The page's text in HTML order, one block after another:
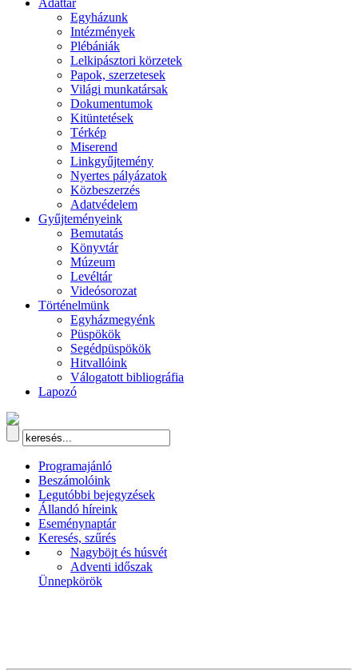
Adattár
Egyházunk
Intézmények
Plébániák
Lelkipásztori körzetek
Papok, szerzetesek
Világi munkatársak
Dokumentumok
Kitüntetések
Térkép
Miserend
Linkgyűjtemény
Nyertes pályázatok
Közbeszerzés
Adatvédelem
Gyűjteményeink
Bemutatás
Könyvtár
Múzeum
Levéltár
Videósorozat
Történelmünk
Egyházmegyénk
Püspökök
Segédpüspökök
Hitvallóink
Válogatott bibliográfia
Lapozó
Programajánló
Beszámolóink
Legutóbbi bejegyzések
Állandó híreink
Eseménynaptár
Keresés, szűrés
Nagyböjt és húsvét
Adventi időszak
Ünnepkörök